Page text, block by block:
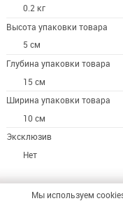
0.2 кг
Высота упаковки товара
5 см
Глубина упаковки товара
15 см
Ширина упаковки товара
10 см
Эксклюзив
Нет
Мы используем